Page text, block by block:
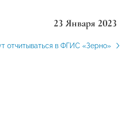
23 Января 2023
отчитываться в ФГИС «Зерно»